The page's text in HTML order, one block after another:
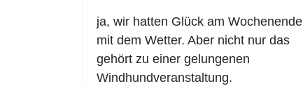
ja, wir hatten Glück am Wochenende
mit dem Wetter. Aber nicht nur das
gehört zu einer gelungenen
Windhundveranstaltung.